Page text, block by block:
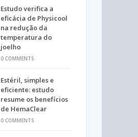
Estudo verifica a
eficácia de Physicool
na redução da
temperatura do
joelho
0 COMMENTS
Estéril, simples e
eficiente: estudo
resume os benefícios
de HemaClear
0 COMMENTS